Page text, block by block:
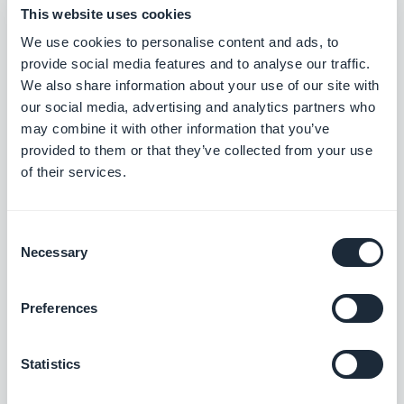
This website uses cookies
We use cookies to personalise content and ads, to
provide social media features and to analyse our traffic.
We also share information about your use of our site with
our social media, advertising and analytics partners who
may combine it with other information that you’ve
provided to them or that they’ve collected from your use
of their services.
Selection
Necessary
Preferences
Statistics
ChatGPT
Tehosta sovelluksesi tekoälyn avulla
Mukautettu äänen syöttö